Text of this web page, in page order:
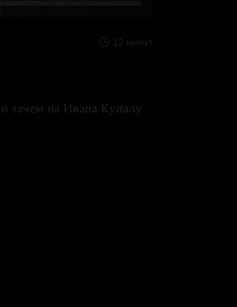
12 минут
зачем на Ивана Купалу